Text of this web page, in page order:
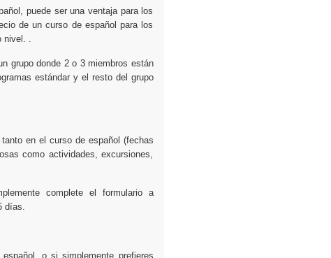
puede ser una ventaja para los
de un curso de español para los
nivel. .
grupo donde 2 o 3 miembros están
estándar y el resto del grupo
en el curso de español (fechas
como actividades, excursiones,
complete el formulario a
días.
o si simplemente prefieres